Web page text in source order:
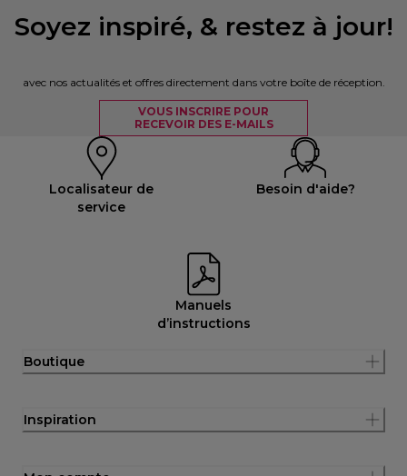
Soyez inspiré, & restez à jour!
avec nos actualités et offres directement dans votre boîte de réception.
VOUS INSCRIRE POUR
RECEVOIR DES E-MAILS
Localisateur de
service
Besoin d'aide?
Manuels
d’instructions
Boutique
Inspiration